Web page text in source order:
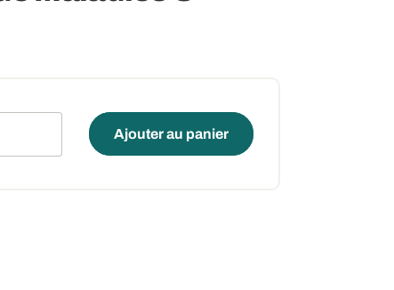
Ajouter au panier